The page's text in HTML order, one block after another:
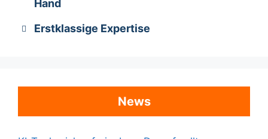
Hand
Erstklassige Expertise
News